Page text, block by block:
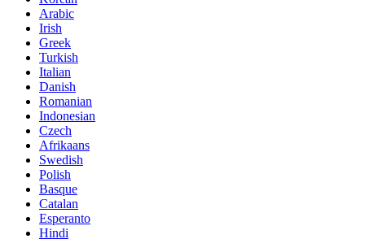
Arabic
Irish
Greek
Turkish
Italian
Danish
Romanian
Indonesian
Czech
Afrikaans
Swedish
Polish
Basque
Catalan
Esperanto
Hindi